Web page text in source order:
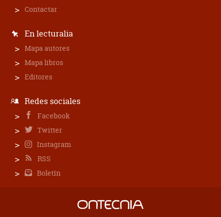
Contactar
En lecturalia
Mapa autores
Mapa libros
Editores
Redes sociales
Facebook
Twitter
Instagram
RSS
Boletín